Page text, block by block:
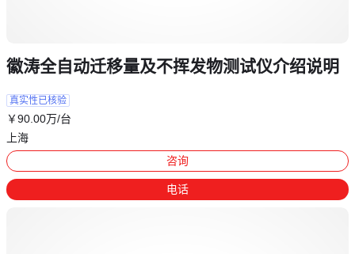
徽涛全自动迁移量及不挥发物测试仪介绍说明
真实性已核验
￥90 .00万/台
上海
咨询
电话